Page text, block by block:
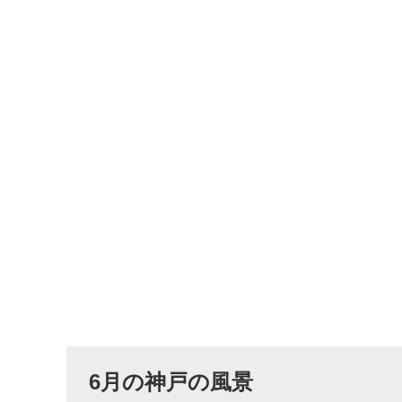
6月の神戸の風景